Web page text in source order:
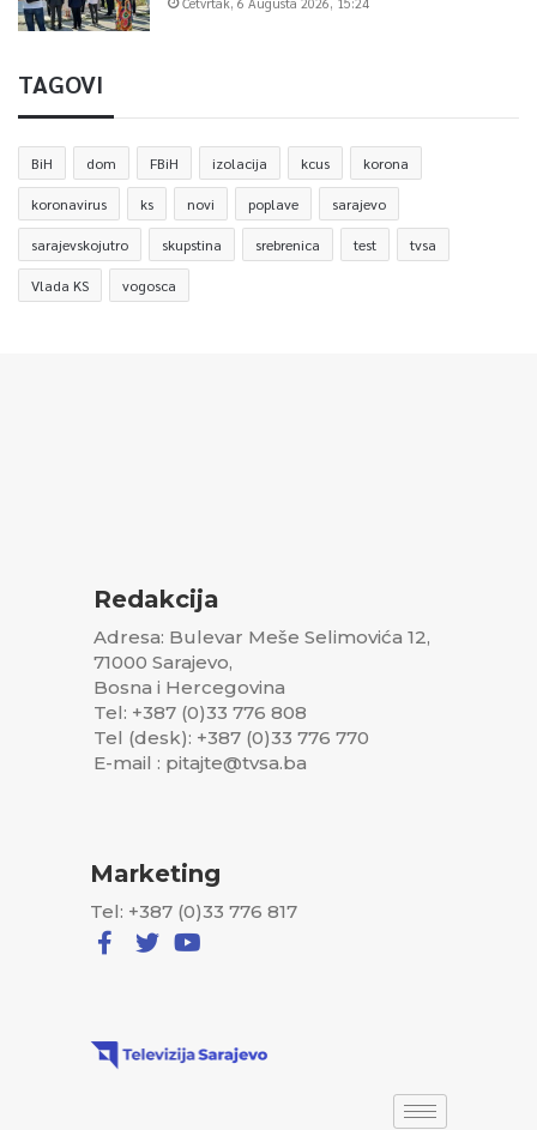
TAGOVI
BiH dom FBiH izolacija kcus korona
koronavirus ks novi poplave sarajevo
sarajevskojutro skupstina srebrenica test tvsa
Vlada KS vogosca
Redakcija
Adresa: Bulevar Meše Selimovića 12,
71000 Sarajevo,
Bosna i Hercegovina
Tel: +387 (0)33 776 808
Tel (desk): +387 (0)33 776 770
E-mail : pitajte@tvsa.ba
Marketing
Tel: +387 (0)33 776 817